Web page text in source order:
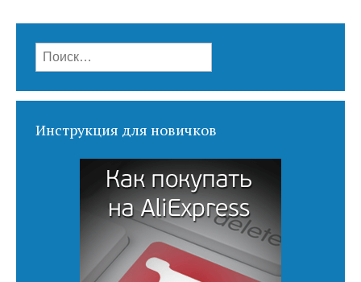
Найти:
Инструкция для новичков